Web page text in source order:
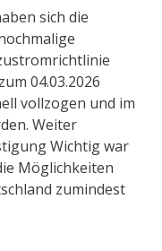
sich die
04.03.2026
vollzogen und im
Weiter
Wichtig war
Möglichkeiten
zumindest